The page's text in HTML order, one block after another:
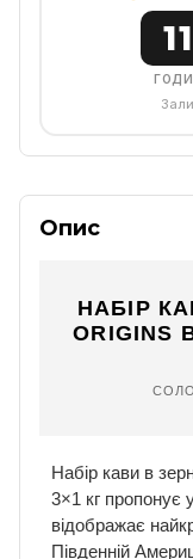
11
Опис
НАБІР
ORIGINS
Набір кави в
3×1 кг пропонує
відображає
Південній